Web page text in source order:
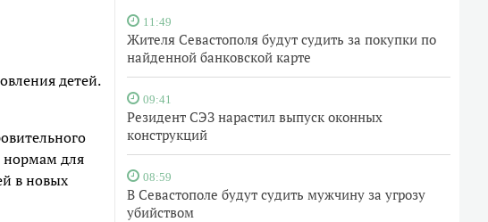
11:49
Жителя Севастополя будут судить за покупки по
найденной банковской карте
09:41
Резидент СЭЗ нарастил выпуск оконных
конструкций
08:59
В Севастополе будут судить мужчину за угрозу
убийством
детей.
нормам для
в новых